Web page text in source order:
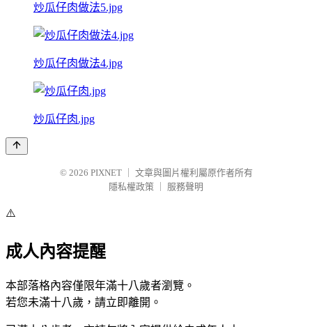
炒瓜仔肉做法5.jpg
炒瓜仔肉做法4.jpg
炒瓜仔肉.jpg
© 2026 PIXNET
文章與圖片權利屬原作者所有
隱私權政策
服務聲明
⚠️
成人內容提醒
本部落格內容僅限年滿十八歲者瀏覽。
若您未滿十八歲，請立即離開。